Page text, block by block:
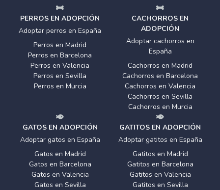
PERROS EN ADOPCIÓN
Adoptar perros en España
Perros en Madrid
Perros en Barcelona
Perros en Valencia
Perros en Sevilla
Perros en Murcia
CACHORROS EN
ADOPCIÓN
Adoptar cachorros en
España
Cachorros en Madrid
Cachorros en Barcelona
Cachorros en Valencia
Cachorros en Sevilla
Cachorros en Murcia
GATOS EN ADOPCIÓN
Adoptar gatos en España
Gatos en Madrid
Gatos en Barcelona
Gatos en Valencia
Gatos en Sevilla
GATITOS EN ADOPCIÓN
Adoptar gatitos en España
Gatitos en Madrid
Gatitos en Barcelona
Gatitos en Valencia
Gatitos en Sevilla